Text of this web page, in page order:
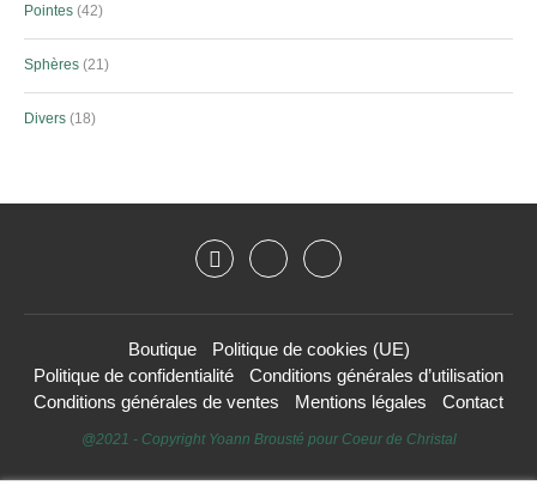
Pointes 42
Sphères 21
Divers 18
Boutique
Politique de cookies (UE)
Politique de confidentialité
Conditions générales d’utilisation
Conditions générales de ventes
Mentions légales Contact
@2021 - Copyright Yoann Brousté pour Coeur de Christal